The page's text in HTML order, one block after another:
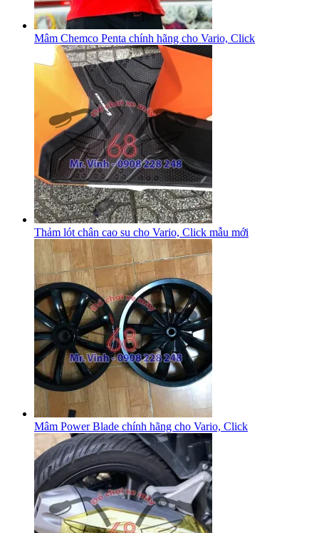
Mâm Chemco Penta chính hãng cho Vario, Click
Thảm lót chân cao su cho Vario, Click mẫu mới
Mâm Power Blade chính hãng cho Vario, Click